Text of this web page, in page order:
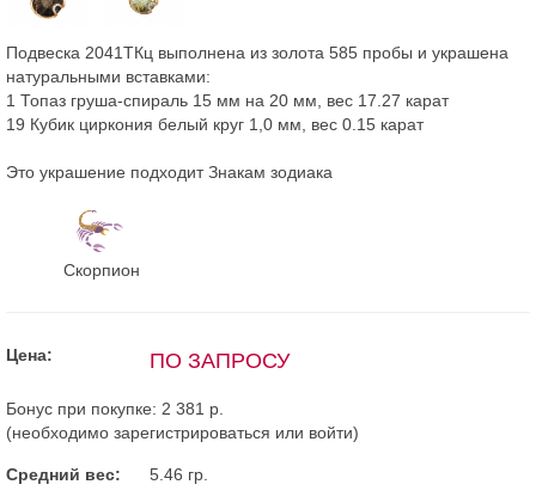
Подвеска 2041ТКц выполнена из золота 585 пробы и украшена
натуральными вставками:
1 Топаз груша-спираль 15 мм на 20 мм, вес 17.27 карат
19 Кубик циркония белый круг 1,0 мм, вес 0.15 карат
Это украшение подходит Знакам зодиака
Скорпион
Цена: ПО ЗАПРОСУ
Бонус при покупке: 2 381 р.
(необходимо зарегистрироваться или войти)
Средний вес: 5.46 гр.